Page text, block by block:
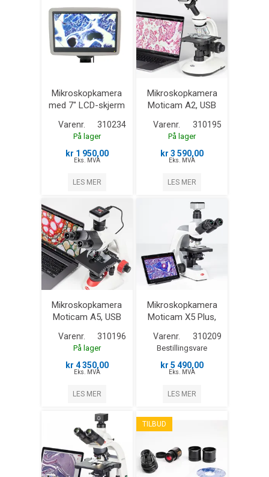
Mikroskopkamera
med 7" LCD-skjerm
Varenr. 310234
På lager
kr 1 950,00
Eks. MVA
LES MER
Mikroskopkamera
Moticam A2, USB
Varenr. 310195
På lager
kr 3 590,00
Eks. MVA
LES MER
Mikroskopkamera
Moticam A5, USB
Varenr. 310196
På lager
kr 4 350,00
Eks. MVA
LES MER
Mikroskopkamera
Moticam X5 Plus,
Varenr. 310209
Bestillingsvare
kr 5 490,00
Eks. MVA
LES MER
TILBUD